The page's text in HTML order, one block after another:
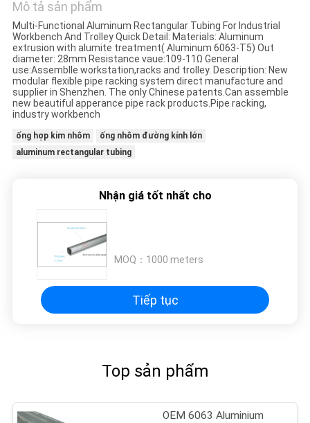
SƠ
ĐỒ
TRANG
WEB
CHÍNH
Mô tả sản phẩm
Multi-Functional Aluminum Rectangular Tubing For Industrial
Workbench And Trolley Quick Detail: Materials: Aluminum
extrusion with alumite treatment( Aluminum 6063-T5) Out
diameter: 28mm Resistance vaue:109-11Ω General
use:Assemblle workstation,racks and trolley. Description: New
modular flexible pipe racking system direct manufacture and
supplier in Shenzhen. The only Chinese patents.Can assemble
new beautiful apperance pipe rack products.Pipe racking,
industry workbench
ống hợp kim nhôm
ống nhôm đường kính lớn
aluminum rectangular tubing
Nhận giá tốt nhất cho
MOQ： 1000 meters
Tiếp tục
Top sản phẩm
OEM 6063 Aluminium